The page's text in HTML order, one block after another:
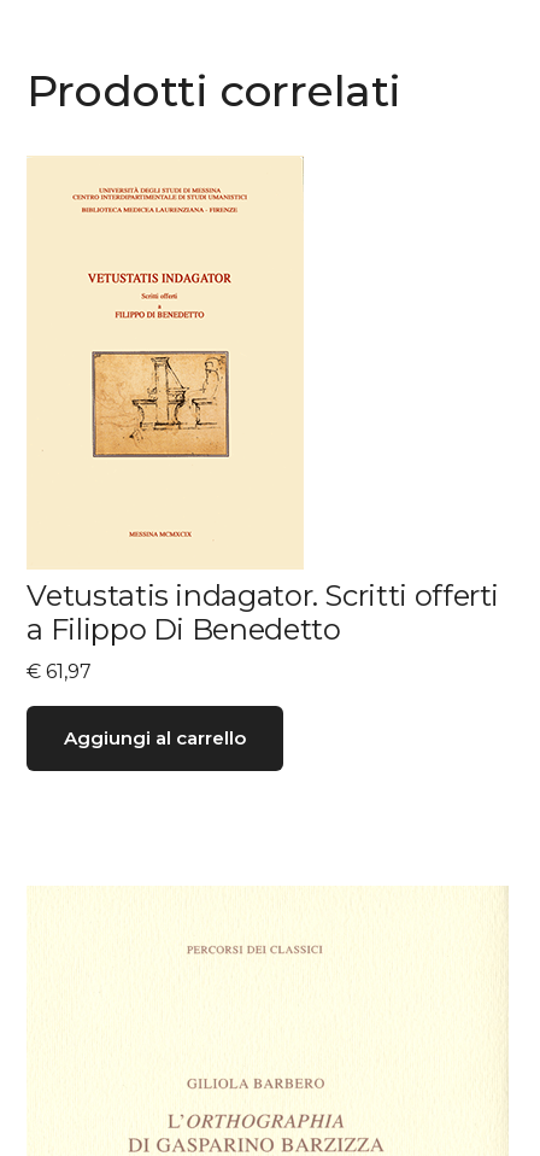
Prodotti correlati
Vetustatis indagator. Scritti offerti
a Filippo Di Benedetto
€ 61,97
Aggiungi al carrello